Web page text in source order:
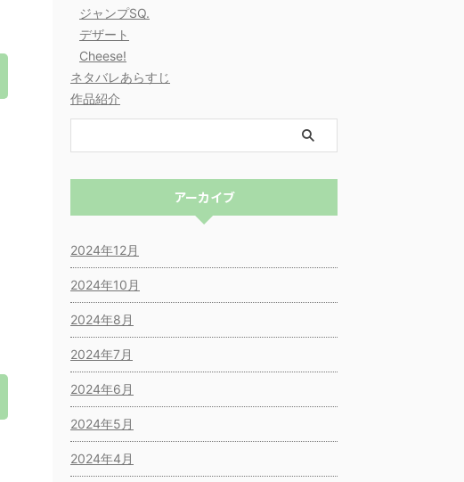
ジャンプSQ.
デザート
Cheese!
ネタバレあらすじ
作品紹介
アーカイブ
2024年12月
2024年10月
2024年8月
2024年7月
2024年6月
2024年5月
2024年4月